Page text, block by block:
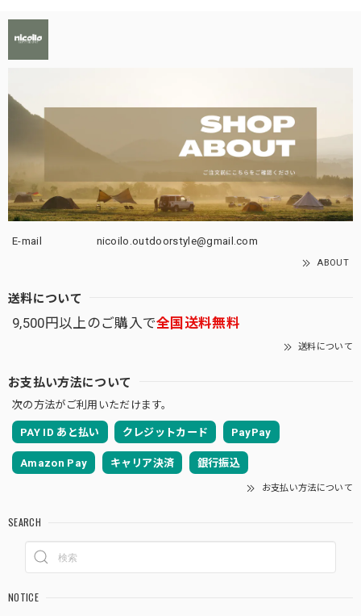
E-mail nicoilo.outdoorstyle@gmail.com
ABOUT
送料について
9,500円以上のご購入で全国送料無料
送料について
お支払い方法について
次の方法がご利用いただけます。
PAY ID あと払い クレジットカード PayPay
Amazon Pay キャリア決済 銀行振込
お支払い方法について
SEARCH
NOTICE